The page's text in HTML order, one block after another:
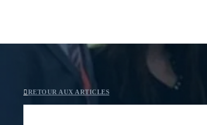
RETOUR AUX ARTICLES